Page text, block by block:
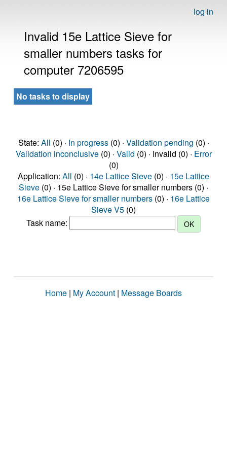
log in
Invalid 15e Lattice Sieve for
smaller numbers tasks for
computer 7206595
No tasks to display
State: All (0) · In progress(0) · Validation pending (0) ·
Validation inconclusive(0) · Valid (0) · Invalid (0) · Error
(0)
Application: All (0) · 14e Lattice Sieve (0) · 15e Lattice
Sieve (0) · 15e Lattice Sieve for smaller numbers (0) ·
16e Lattice Sieve for smaller numbers (0) · 16e Lattice
Sieve V5 (0)
Task name:
Home | My Account | Message Boards